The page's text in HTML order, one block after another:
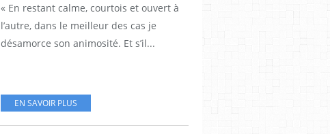
« En restant calme, courtois et ouvert à
l’autre, dans le meilleur des cas je
désamorce son animosité. Et s’il...
EN SAVOIR PLUS